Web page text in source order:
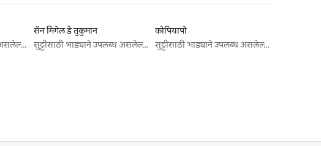
सुट्टीसाठी भाड्याने उपलब्ध असलेल्या जागा
सॅन मिगेल डे तुकुमान
सुट्टीसाठी भाड्याने उपलब्ध असलेल्या जागा
कोपियापो
सुट्टीसाठी भाड्याने उपलब्ध असलेल्या जागा